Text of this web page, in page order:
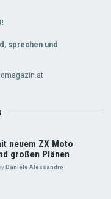
sprechen und
neuem ZX Moto
großen Plänen
Daniele Alessandro